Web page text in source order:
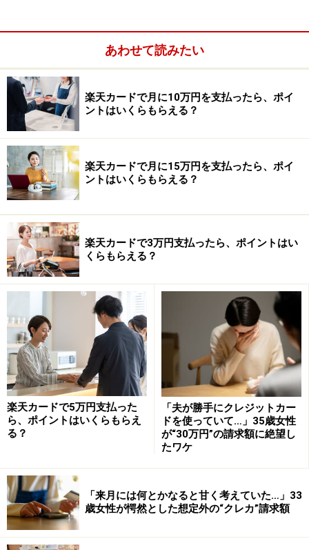
それでも年間利用額50万円に満たない場合は、迷わず
REX CARD Liteにしましょう。還元率1.25％は、一般的な
カードの還元率を優に上回ります。
REX CARD Liteはポイント交換で注意が必
要
REX CARD、REX CARD Liteはジャックス発行のクレジッ
トカードですので、貯めたポイントはジャックスならで
ポに交換すると、その分を
スです。
REX CARDは3500ポイント（＝3500円分）、REX CARD
Liteは2500ポイント（2500円分）からJデポに交換でき
ます。それぞれのポイント有効期限はポイント獲得月よ
り2年間
になりますので、REX CARDは2年間で3500ポイ
ント、REX CARD Liteの場合は2500ポイント貯めなけれ
ばなりません。
REX CARDを選ぶ場合は、年間利用額が50万円以上が基
本となるため3500ポイントは1年間で貯まるポイント数
るには、20万円の利用が必要となります。2年間で20万
円の利用ですから、年間最低10万円は利用しなければな
りません。
あわせて読みたい
楽天カードで月に10万円を支払ったら、ポイ
ントはいくらもらえる？
楽天カードで月に15万円を支払ったら、ポイ
ントはいくらもらえる？
楽天カードで3万円支払ったら、ポイントはい
くらもらえる？
楽天カードで5万円支払った
ら、ポイントはいくらもらえ
る？
「夫が勝手にクレジットカー
ドを使っていて…」35歳女性
が“30万円”の請求額に絶望し
たワケ
「来月には何とかなると甘く考えていた…」33
歳女性が愕然とした想定外の“クレカ”請求額